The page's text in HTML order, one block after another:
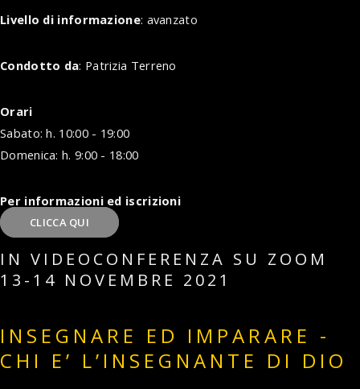
Livello di informazione: avanzato
Condotto da: Patrizia Terreno
Orari
Sabato: h. 10:00 - 19:00
Domenica: h. 9:00 - 18:00
Per informazioni ed iscrizioni
CLICCA QUI
IN VIDEOCONFERENZA SU ZOOM
13-14 NOVEMBRE 2021
INSEGNARE ED IMPARARE -
CHI E’ L’INSEGNANTE DI DIO